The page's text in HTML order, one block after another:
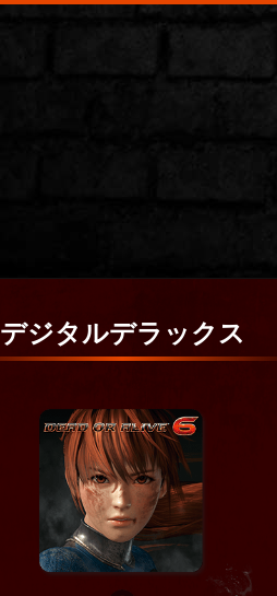
デジタルデラックス